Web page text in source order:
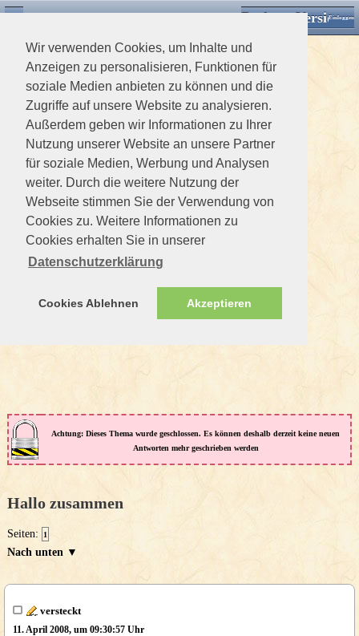
Wir verwenden Cookies, um Inhalte und
Anzeigen zu personalisieren, Funktionen für
soziale Medien anbieten zu können und die
Zugriffe auf unsere Website zu analysieren.
Außerdem geben wir Informationen zu Ihrer
Nutzung unserer Website an unsere Partner
für soziale Medien, Werbung und Analysen
weiter. Durch die weitere Nutzung der
Webseite stimmen Sie der Verwendung von
Cookies zu. Weitere Informationen zu
Cookies erhalten Sie in unserer
Datenschutzerklärung
Cookies Ablehnen Akzeptieren
Desktop VersionEinloggen
Achtung: Dieses Thema wurde geschlossen. Es können deshalb derzeit keine neuen
Antworten mehr geschrieben werden
Hallo zusammen
Seiten: 1
Nach unten ▼
versteckt
11. April 2008, um 09:30:57 Uhr